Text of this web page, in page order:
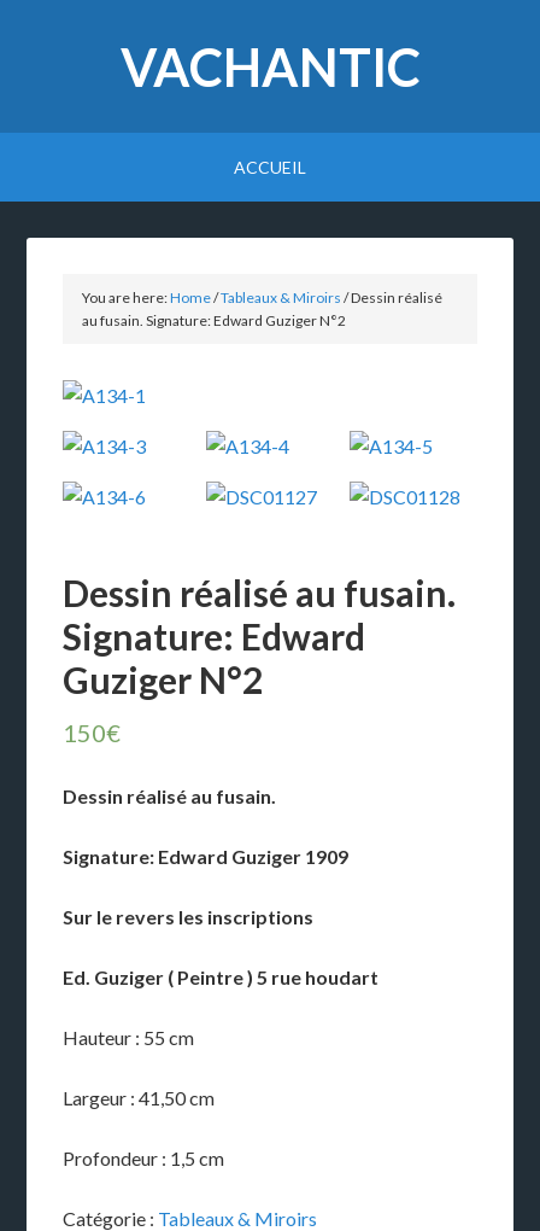
VACHANTIC
ACCUEIL
You are here:Home/Tableaux & Miroirs /Dessin réalisé
au fusain. Signature: Edward Guziger N°2
Dessin réalisé au fusain.
Signature: Edward
Guziger N°2
150€
Dessin réalisé au fusain.
Signature: Edward Guziger 1909
Sur le revers les inscriptions
Ed. Guziger ( Peintre ) 5 rue houdart
Hauteur : 55 cm
Largeur : 41,50 cm
Profondeur : 1,5 cm
Catégorie : Tableaux & Miroirs